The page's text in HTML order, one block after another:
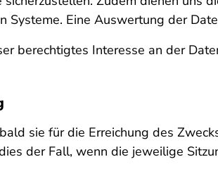
Systeme. Eine Auswertung der
berechtigtes Interesse an der
sie für die Erreichung des
der Fall, wenn die jeweilige